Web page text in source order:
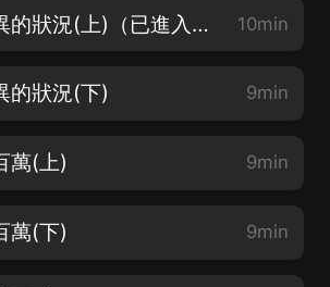
仙寶 002詭異的狀況(上)（已進入每天爆更5集+，你們給力我爆更！） 10min
的狀況(下) 9min
萬(上) 9min
萬(下) 9min